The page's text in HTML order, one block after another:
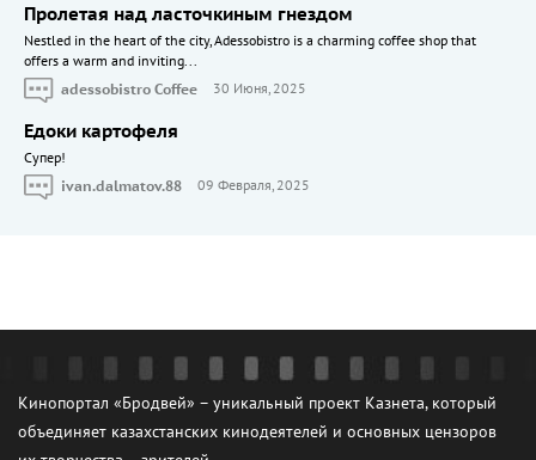
Пролетая над ласточкиным гнездом
Nestled in the heart of the city, Adessobistro is a charming coffee shop that
offers a warm and inviting...
adessobistro Coffee
30 Июня, 2025
Едоки картофеля
Cупер!
ivan.dalmatov.88
09 Февраля, 2025
Кинопортал «Бродвей» – уникальный проект Казнета, который
объединяет казахстанских кинодеятелей и основных цензоров